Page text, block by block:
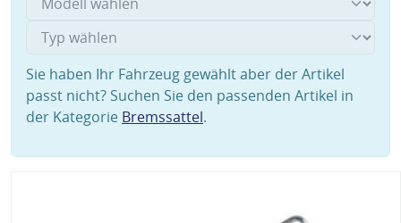
Sie haben Ihr Fahrzeug gewählt aber der Artikel
passt nicht? Suchen Sie den passenden Artikel in
der Kategorie Bremssattel.